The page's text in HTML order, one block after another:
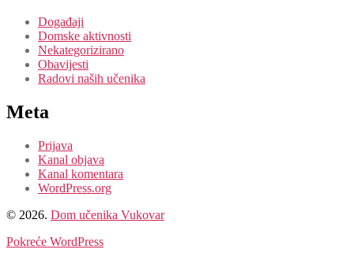
Događaji
Domske aktivnosti
Nekategorizirano
Obavijesti
Radovi naših učenika
Meta
Prijava
Kanal objava
Kanal komentara
WordPress.org
© 2026. Dom učenika Vukovar
Pokreće WordPress